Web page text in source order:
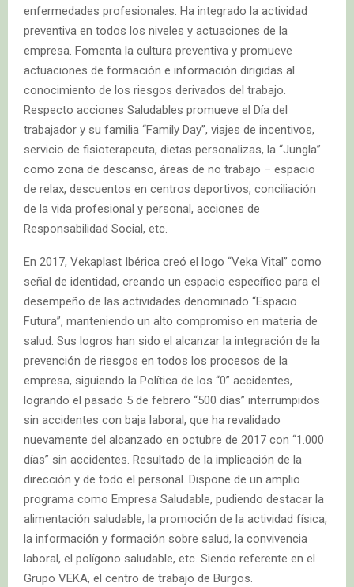
enfermedades profesionales. Ha integrado la actividad
preventiva en todos los niveles y actuaciones de la
empresa. Fomenta la cultura preventiva y promueve
actuaciones de formación e información dirigidas al
conocimiento de los riesgos derivados del trabajo.
Respecto acciones Saludables promueve el Día del
trabajador y su familia “Family Day”, viajes de incentivos,
servicio de fisioterapeuta, dietas personalizas, la “Jungla”
como zona de descanso, áreas de no trabajo – espacio
de relax, descuentos en centros deportivos, conciliación
de la vida profesional y personal, acciones de
Responsabilidad Social, etc.
En 2017, Vekaplast Ibérica creó el logo “Veka Vital” como
señal de identidad, creando un espacio específico para el
desempeño de las actividades denominado “Espacio
Futura”, manteniendo un alto compromiso en materia de
salud. Sus logros han sido el alcanzar la integración de la
prevención de riesgos en todos los procesos de la
empresa, siguiendo la Política de los “0” accidentes,
logrando el pasado 5 de febrero “500 días” interrumpidos
sin accidentes con baja laboral, que ha revalidado
nuevamente del alcanzado en octubre de 2017 con “1.000
días” sin accidentes. Resultado de la implicación de la
dirección y de todo el personal. Dispone de un amplio
programa como Empresa Saludable, pudiendo destacar la
alimentación saludable, la promoción de la actividad física,
la información y formación sobre salud, la convivencia
laboral, el polígono saludable, etc. Siendo referente en el
Grupo VEKA, el centro de trabajo de Burgos.